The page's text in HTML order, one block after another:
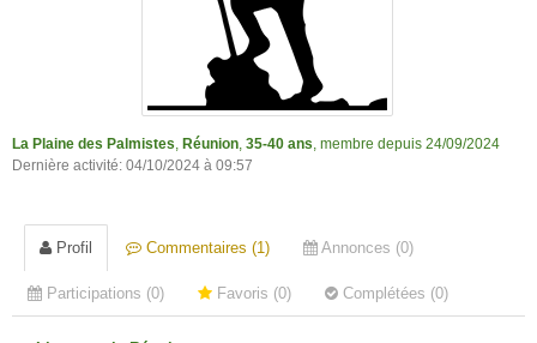
La Plaine des Palmistes Réunion 35-40 ans , membre depuis 24/09/2024
Dernière activité: 04/10/2024 à 09:57
Profil Commentaires (1) Annonces (0)
Participations (0) Favoris (0) Complétées (0)